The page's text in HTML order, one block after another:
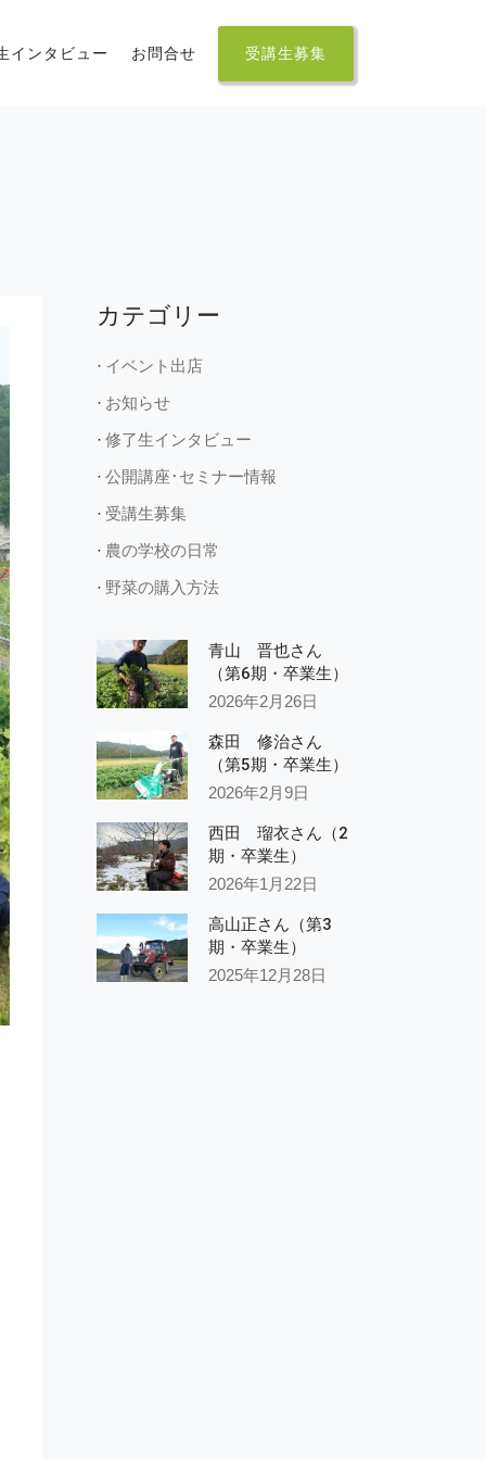
インタビュー お問合せ 受講生募集
カテゴリー
イベント出店
お知らせ
修了生インタビュー
公開講座･セミナー情報
受講生募集
農の学校の日常
野菜の購入方法
青山 晋也さん
（第6期・卒業生）
2026年2月26日
森田 修治さん
（第5期・卒業生）
2026年2月9日
西田 瑠衣さん（2
期・卒業生）
2026年1月22日
高山正さん（第3
期・卒業生）
2025年12月28日